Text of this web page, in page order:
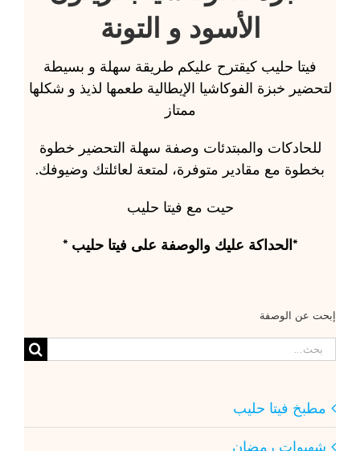
الأسود و التونة
فيتا حليب كيقترح عليكم طريقة سهلة و بسيطة
لتحضير خبزة الفوكاشيا الإيطالية طعمها لذيذ و شكلها
ممتاز
للحادكات والمبتدئات وصفة سهلة التحضير خطوة
بخطوة مع مقادير متوفرة، لمتعة لعائلتك وضيوفك.
حيت مع فيتا حليب
*الحداكة عليك والوصفة على فيتا حليب *
إبحت عن الوصفة
البحث
مطبخ فيتا حليب
شهيوات رمضان